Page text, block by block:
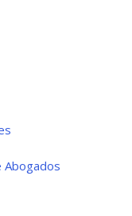
Abogados